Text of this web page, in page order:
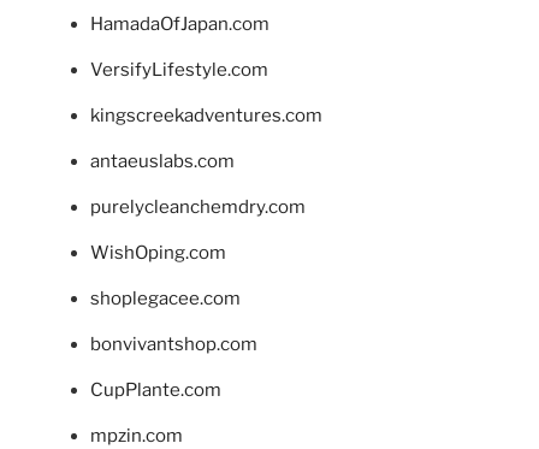
HamadaOfJapan.com
VersifyLifestyle.com
kingscreekadventures.com
antaeuslabs.com
purelycleanchemdry.com
WishOping.com
shoplegacee.com
bonvivantshop.com
CupPlante.com
mpzin.com